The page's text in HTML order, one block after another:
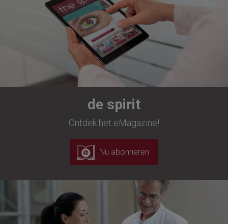
de spirit
Ontdek het eMagazine!
Nu abonneren